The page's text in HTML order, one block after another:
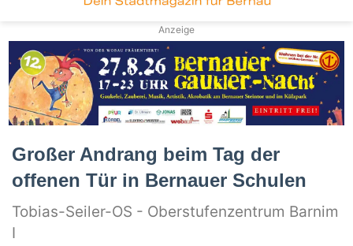
Anzeige
Großer Andrang beim Tag der
offenen Tür in Bernauer Schulen
Tobias-Seiler-OS - Oberstufenzentrum Barnim
I